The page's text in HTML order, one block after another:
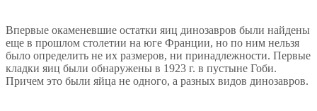
Впервые окаменевшие остатки яиц динозавров были найдены
еще в прошлом столетии на юге Франции, но по ним нельзя
было определить не их размеров, ни принадлежности. Первые
кладки яиц были обнаружены в 1923 г. в пустыне Гоби.
Причем это были яйца не одного, а разных видов динозавров.